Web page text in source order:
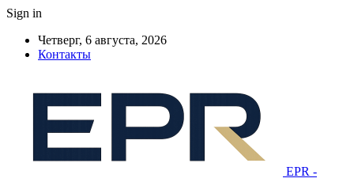
Sign in
Четверг, 6 августа, 2026
Контакты
EPR -